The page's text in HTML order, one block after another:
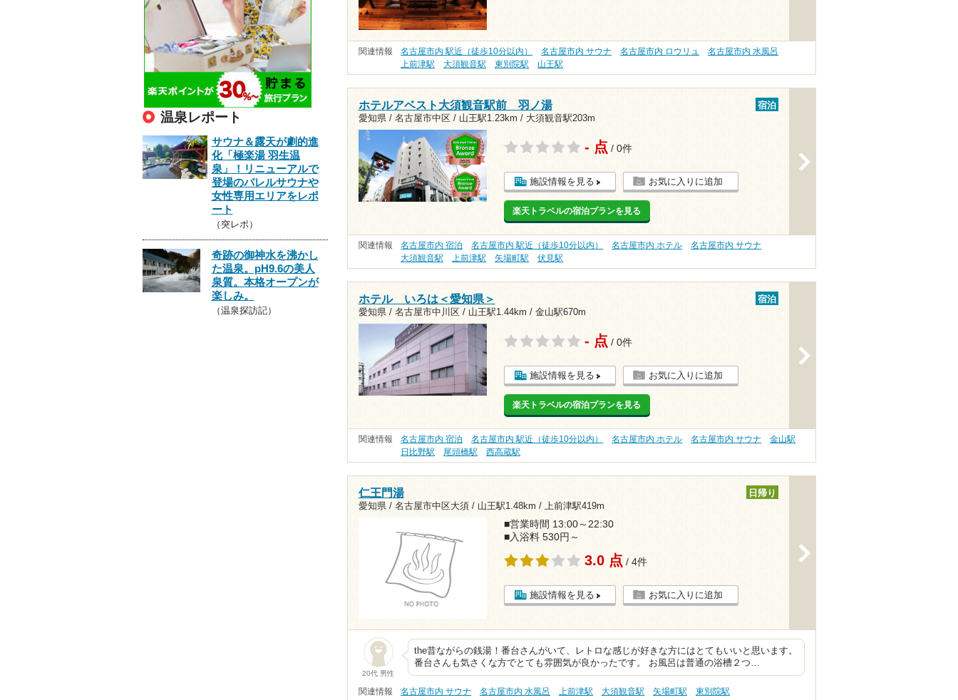
関連情報 名古屋市内 駅近（徒歩10分以内） 名古屋市内 サウナ 名古屋市内 ロウリュ
名古屋市内 水風呂
上前津駅
大須観音駅 東別院駅 山王駅
ホテルアベスト大須観音駅前 羽ノ湯
愛知県 / 名古屋市中区 / 山王駅1.23km / 大須観音駅203m
宿泊
- 点 / 0件
施設情報を見る お気に入りに追加
楽天トラベルの宿泊プランを見る
関連情報 名古屋市内 宿泊 名古屋市内 駅近（徒歩10分以内） 名古屋市内 ホテル
名古屋市内 サウナ
大須観音駅
上前津駅 矢場町駅 伏見駅
ホテル いろは＜愛知県＞
愛知県 / 名古屋市中川区 / 山王駅1.44km / 金山駅670m
宿泊
- 点 / 0件
施設情報を見る お気に入りに追加
楽天トラベルの宿泊プランを見る
関連情報 名古屋市内 宿泊 名古屋市内 駅近（徒歩10分以内） 名古屋市内 ホテル 名古屋市内 サウナ
金山駅
日比野駅
尾頭橋駅 西高蔵駅
仁王門湯
愛知県 / 名古屋市中区大須 / 山王駅1.48km / 上前津駅419m
日帰り
■営業時間 13:00～22:30
■入浴料 530円～
3.0 点 / 4件
施設情報を見る お気に入りに追加
20代 男性
the昔ながらの銭湯！番台さんがいて、レトロな感じが好きな方にはとてもいいと思います。
番台さんも気さくな方でとても雰囲気が良かったです。 お風呂は普通の浴槽２つ…
関連情報 名古屋市内 サウナ 名古屋市内 水風呂 上前津駅 大須観音駅 矢場町駅 東別院駅
温泉レポート
サウナ＆露天が劇的進
化「極楽湯 羽生温
泉」！リニューアルで
登場のバレルサウナや
女性専用エリアをレポ
ート
（突レポ）
奇跡の御神水を沸かし
た温泉。pH9.6の美人
泉質。本格オープンが
楽しみ。
（温泉探訪記）